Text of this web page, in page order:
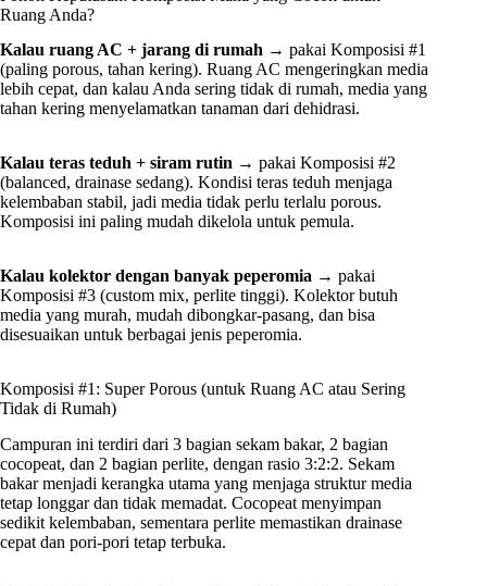
Ruang Anda?
Kalau ruang AC + jarang di rumah → pakai Komposisi #1
(paling porous, tahan kering). Ruang AC mengeringkan media
lebih cepat, dan kalau Anda sering tidak di rumah, media yang
tahan kering menyelamatkan tanaman dari dehidrasi.
Kalau teras teduh + siram rutin → pakai Komposisi #2
(balanced, drainase sedang). Kondisi teras teduh menjaga
kelembaban stabil, jadi media tidak perlu terlalu porous.
Komposisi ini paling mudah dikelola untuk pemula.
Kalau kolektor dengan banyak peperomia → pakai
Komposisi #3 (custom mix, perlite tinggi). Kolektor butuh
media yang murah, mudah dibongkar-pasang, dan bisa
disesuaikan untuk berbagai jenis peperomia.
Komposisi #1: Super Porous (untuk Ruang AC atau Sering
Tidak di Rumah)
Campuran ini terdiri dari 3 bagian sekam bakar, 2 bagian
cocopeat, dan 2 bagian perlite, dengan rasio 3:2:2. Sekam
bakar menjadi kerangka utama yang menjaga struktur media
tetap longgar dan tidak memadat. Cocopeat menyimpan
sedikit kelembaban, sementara perlite memastikan drainase
cepat dan pori-pori tetap terbuka.